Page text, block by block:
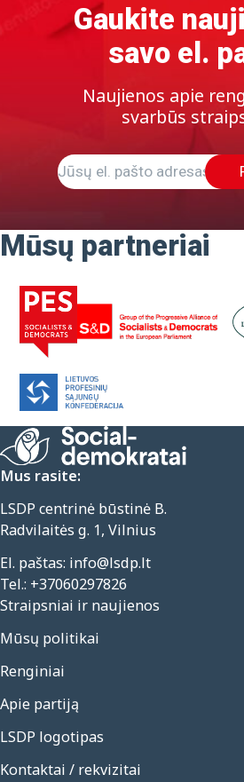
Gaukite
savo el.
Naujienos apie
svarbūs
Mūsų partneriai
Mus rasite:
LSDP centrinė būstinė B.
Radvilaitės g. 1, Vilnius
El. paštas: info@lsdp.lt
Tel.: +37060297826
Straipsniai ir naujienos
Mūsų politikai
Renginiai
Apie partiją
LSDP logotipas
Kontaktai / rekvizitai